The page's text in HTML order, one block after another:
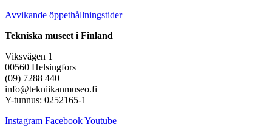
Avvikande öppethållningstider
Tekniska museet i Finland
Viksvägen 1
00560 Helsingfors
(09) 7288 440
info@tekniikanmuseo.fi
Y-tunnus: 0252165-1
Instagram FacebookYoutube